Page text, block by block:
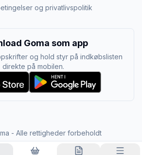
og privatlivspolitik
Goma som app
og hold styr på indkøbslisten
direkte på mobilen.
- Alle rettigheder forbeholdt